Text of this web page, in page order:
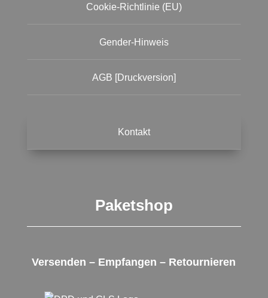
Cookie-Richtlinie (EU)
Gender-Hinweis
AGB [Druckversion]
Kontakt
Paketshop
Versenden – Empfangen – Retournieren